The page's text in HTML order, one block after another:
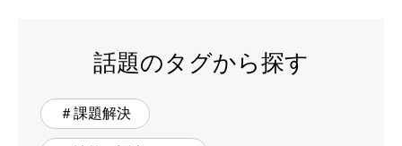
話題のタグから探す
＃課題解決